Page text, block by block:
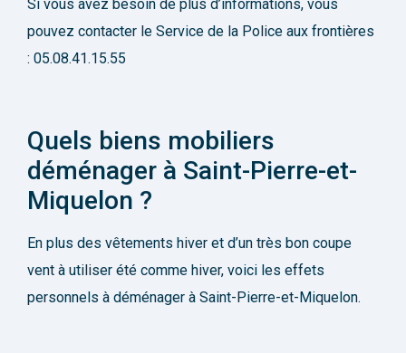
Si vous avez besoin de plus d’informations, vous
pouvez contacter le Service de la Police aux frontières
: 05.08.41.15.55
Quels biens mobiliers
déménager à Saint-Pierre-et-
Miquelon ?
En plus des vêtements hiver et d’un très bon coupe
vent à utiliser été comme hiver, voici les effets
personnels à déménager à Saint-Pierre-et-Miquelon.